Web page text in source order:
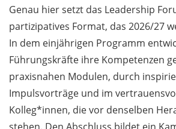
Pub Quiz – Lerne mehr
über Nachhaltigkeit /
Pub Quiz – Learn more
about sustainability
Aktionswoche
„Wissenschaft gegen
Faschismus“:
öffentlicher Vortrag am
Genau hier setzt das Leadership
partizipatives Format, das 2026/27
In dem einjährigen Programm
Führungskräfte ihre Kompetenzen
praxisnahen Modulen, durch
Impulsvorträge und im
Kolleg*innen, die vor denselben